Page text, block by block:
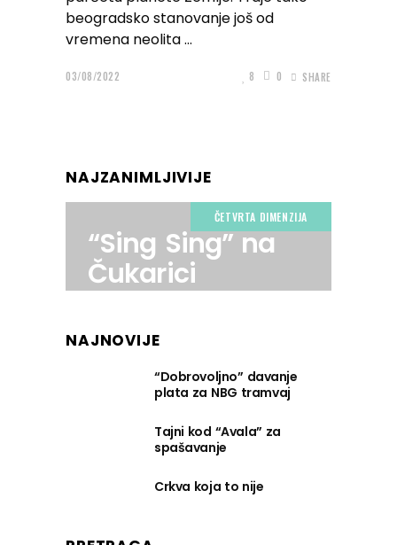
beogradsko stanovanje još od
vremena neolita
03/08/2022 8 0 SHARE
NAJZANIMLJIVIJE
ČETVRTA DIMENZIJA
“Sing Sing” na
Čukarici
NAJNOVIJE
“Dobrovoljno” davanje
plata za NBG tramvaj
Tajni kod “Avala” za
spašavanje
Crkva koja to nije